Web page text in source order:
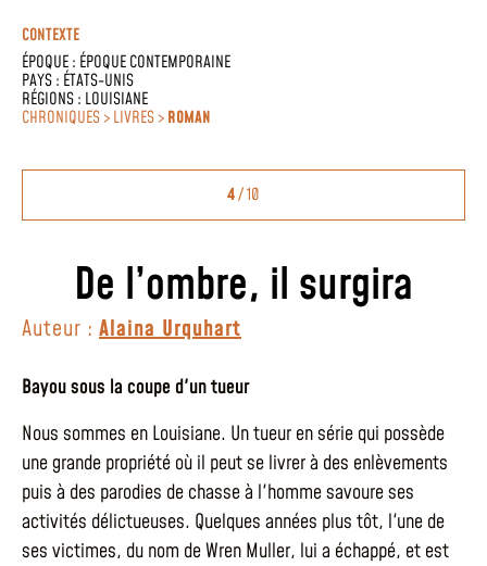
CONTEXTE
ÉPOQUE : ÉPOQUE CONTEMPORAINE
PAYS : ÉTATS-UNIS
RÉGIONS : LOUISIANE
CHRONIQUES > LIVRES >ROMAN
4/ 10
De l’ombre, il surgira
Auteur : Alaina Urquhart
Bayou sous la coupe d'un tueur
Nous sommes en Louisiane. Un tueur en série qui possède
une grande propriété où il peut se livrer à des enlèvements
puis à des parodies de chasse à l'homme savoure ses
activités délictueuses. Quelques années plus tôt, l'une de
ses victimes, du nom de Wren Muller, lui a échappé, et est